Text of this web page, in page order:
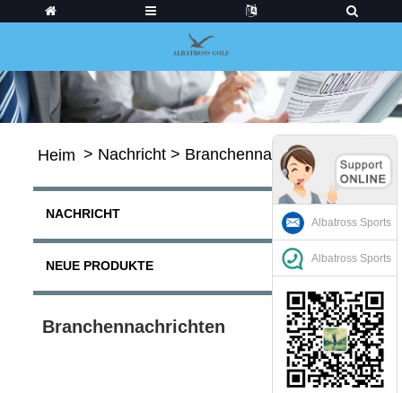
Heim > Nachricht > Branchennachrichten
NACHRICHT
NEUE PRODUKTE
Branchennachrichten
Albatross Sports
Albatross Sports